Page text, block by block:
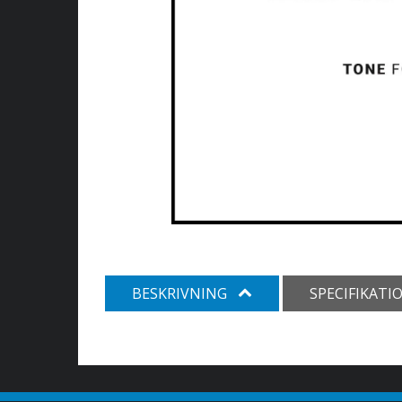
BESKRIVNING